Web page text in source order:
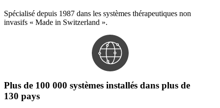
Spécialisé depuis 1987 dans les systèmes thérapeutiques non
invasifs « Made in Switzerland ».
Plus de 100 000 systèmes installés dans plus de
130 pays